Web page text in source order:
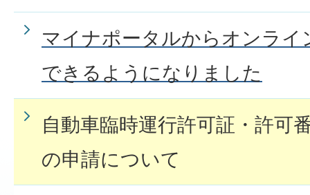
戸籍について
住民票について
印鑑証明（印鑑登録）につい
マイナポータルからオンライ
できるようになりました
自動車臨時運行許可証・許可
の申請について